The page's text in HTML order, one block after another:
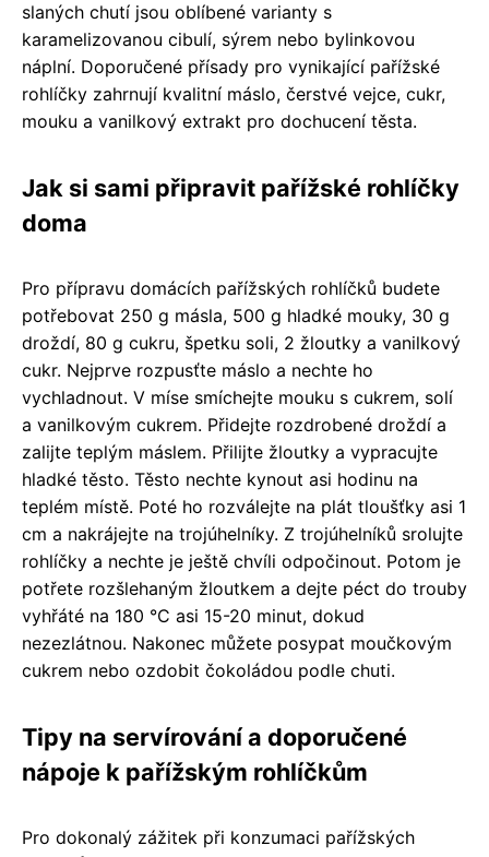
slaných chutí jsou oblíbené varianty s
karamelizovanou cibulí, sýrem nebo bylinkovou
náplní. Doporučené přísady pro vynikající pařížské
rohlíčky zahrnují kvalitní máslo, čerstvé vejce, cukr,
mouku a vanilkový extrakt pro dochucení těsta.
Jak si sami připravit pařížské rohlíčky
doma
Pro přípravu domácích pařížských rohlíčků budete
potřebovat 250 g másla, 500 g hladké mouky, 30 g
droždí, 80 g cukru, špetku soli, 2 žloutky a vanilkový
cukr. Nejprve rozpusťte máslo a nechte ho
vychladnout. V míse smíchejte mouku s cukrem, solí
a vanilkovým cukrem. Přidejte rozdrobené droždí a
zalijte teplým máslem. Přilijte žloutky a vypracujte
hladké těsto. Těsto nechte kynout asi hodinu na
teplém místě. Poté ho rozválejte na plát tloušťky asi 1
cm a nakrájejte na trojúhelníky. Z trojúhelníků srolujte
rohlíčky a nechte je ještě chvíli odpočinout. Potom je
potřete rozšlehaným žloutkem a dejte péct do trouby
vyhřáté na 180 °C asi 15-20 minut, dokud
nezezlátnou. Nakonec můžete posypat moučkovým
cukrem nebo ozdobit čokoládou podle chuti.
Tipy na servírování a doporučené
nápoje k pařížským rohlíčkům
Pro dokonalý zážitek při konzumaci pařížských